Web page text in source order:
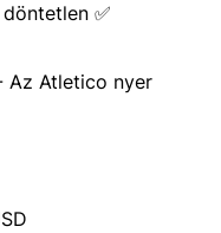
✅
Az Atletico nyer